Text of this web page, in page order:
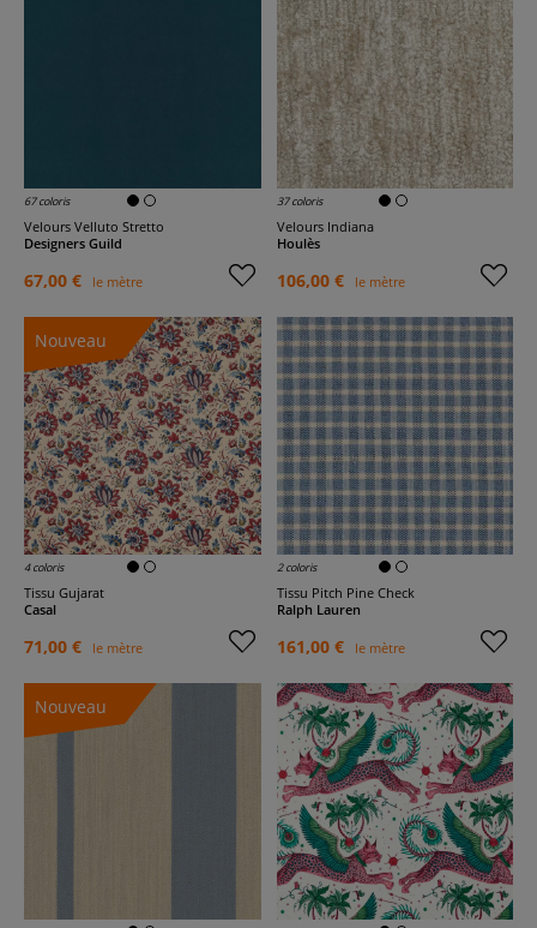
67 coloris
Velours Velluto Stretto
Designers Guild
67,00 € le mètre
37 coloris
Velours Indiana
Houlès
106,00 € le mètre
Nouveau
4 coloris
Tissu Gujarat
Casal
71,00 € le mètre
2 coloris
Tissu Pitch Pine Check
Ralph Lauren
161,00 € le mètre
Nouveau